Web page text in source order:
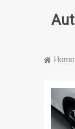
Home